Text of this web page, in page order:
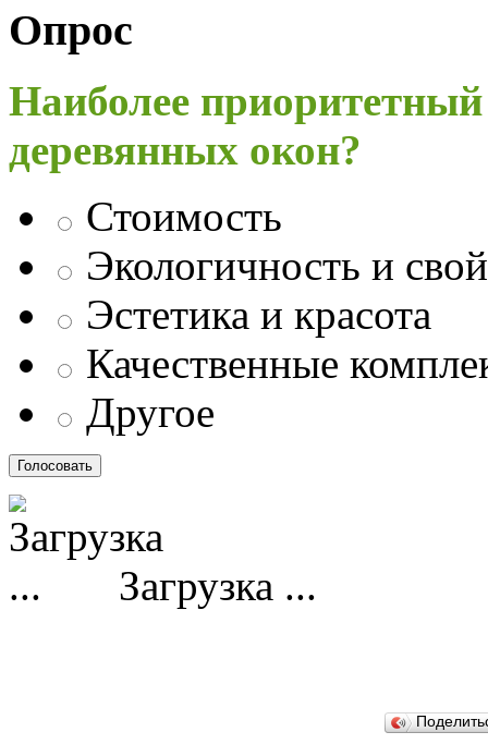
Опрос
Наиболее
деревянных окон?
Стоимость
Экологичность и
Эстетика и красота
Качественные
Другое
Загрузка ...